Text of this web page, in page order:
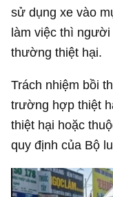
sử dụng xe vào
làm việc thì người
thường thiệt hại.
Trách nhiệm bồi
trường hợp thiệt
thiệt hại hoặc
quy định của Bộ